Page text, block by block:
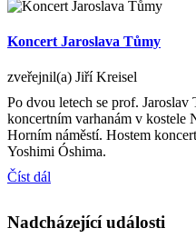
Koncert Jaroslava Tůmy
zveřejnil(a) Jiří Kreisel
Po dvou letech se prof.
koncertním varhanám v kostele
Horním náměstí. Hostem
Yoshimi Óshima.
Číst dál
Nadcházející události